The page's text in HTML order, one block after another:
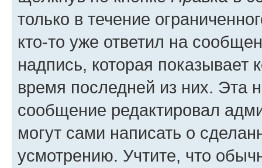
только в течение
кто-то уже ответил на
надпись, которая показывает
время последней из них. Эта
сообщение редактировал
могут сами написать о
усмотрению. Учтите, что